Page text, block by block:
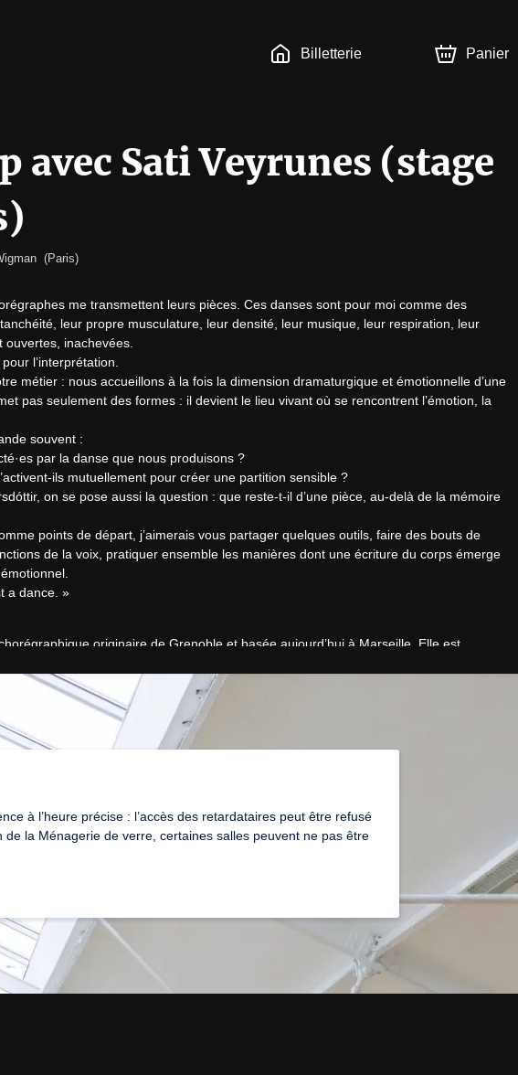
Billetterie Panier
avec Sati Veyrunes (stage
(Paris)
me transmettent leurs pièces. Ces danses sont pour moi comme des
leur propre musculature, leur densité, leur musique, leur respiration, leur
inachevées.
l’interprétation.
métier : nous accueillons à la fois la dimension dramaturgique et émotionnelle d’une
pas seulement des formes : il devient le lieu vivant où se rencontrent l’émotion, la
souvent :
par la danse que nous produisons ?
ils mutuellement pour créer une partition sensible ?
on se pose aussi la question : que reste-t-il d’une pièce, au-delà de la mémoire
points de départ, j’aimerais vous partager quelques outils, faire des bouts de
de la voix, pratiquer ensemble les manières dont une écriture du corps émerge
a dance. »
originaire de Grenoble et basée aujourd’hui à Marseille. Elle est
into Lazarus* que Sati Veyrunes tourne depuis dans le monde entier. Elles continuent
projets cinématographiques et chorégraphiques. Sati Veyrunes collabore en tant
Kahn, qui lui écrit le solo *Bless the sound that saved a witch like me*,
lieu en Mars 2026 à La Ménagerie de Verre, qui accompagne le projet en production
à l’heure précise : l’accès des retardataires peut être refusé
la Ménagerie de verre, certaines salles peuvent ne pas être